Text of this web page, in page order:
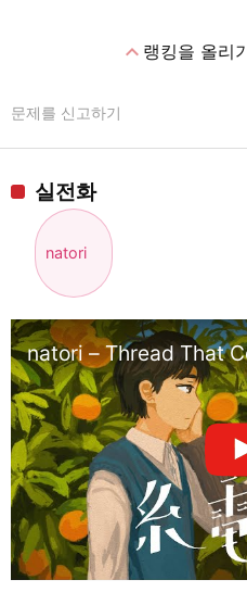
expand_less랭킹을 올리
문제를 신고하기
실전화
natori
natori – Thread That